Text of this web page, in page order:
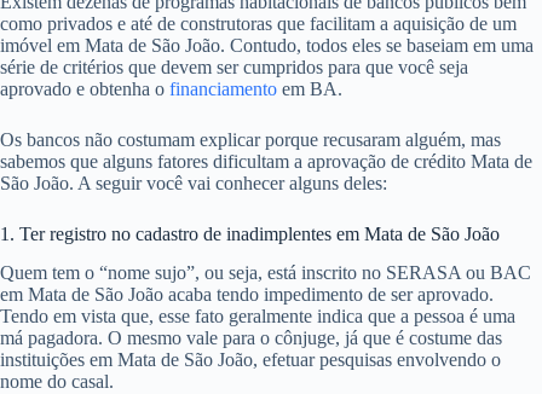
como privados e até de construtoras que facilitam a aquisição de um
imóvel em Mata de São João. Contudo, todos eles se baseiam em uma
série de critérios que devem ser cumpridos para que você seja
aprovado e obtenha o financiamento em BA.
Os bancos não costumam explicar porque recusaram alguém, mas
sabemos que alguns fatores dificultam a aprovação de crédito Mata de
São João. A seguir você vai conhecer alguns deles:
1. Ter registro no cadastro de inadimplentes em Mata de São João
Quem tem o “nome sujo”, ou seja, está inscrito no SERASA ou BAC
em Mata de São João acaba tendo impedimento de ser aprovado.
Tendo em vista que, esse fato geralmente indica que a pessoa é uma
má pagadora. O mesmo vale para o cônjuge, já que é costume das
instituições em Mata de São João, efetuar pesquisas envolvendo o
nome do casal.